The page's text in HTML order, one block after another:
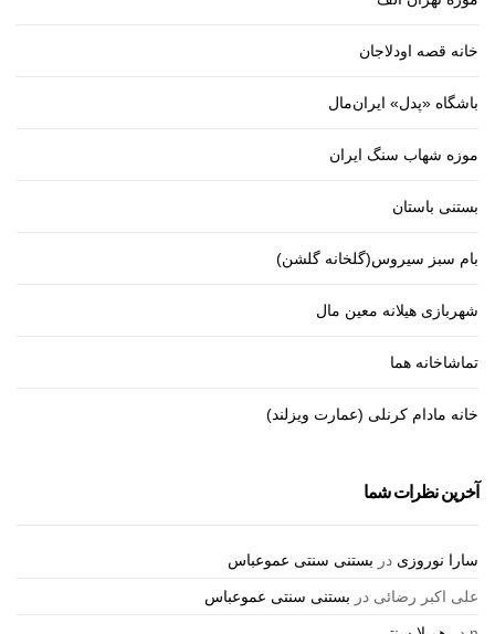
خانه قصه اودلاجان
باشگاه «پدل» ایران‌مال
موزه شهاب سنگ ایران
بستنی باستان
بام سبز سیروس(گلخانه گلشن)
شهربازی هیلانه معین مال
تماشاخانه هما
خانه مادام کرنلی (عمارت ویزلند)
آخرین نظرات شما
سارا نوروزی در بستنی سنتی عموعباس
علی اکبر رضائی در بستنی سنتی عموعباس